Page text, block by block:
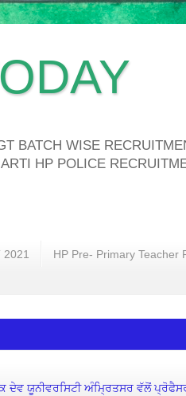
BATCH WISE
HP POLICE
2021 HP Pre- Primary Teacher
ਦੇਵ ਯੂਨੀਵਰਸਿਟੀ ਅੰਮ੍ਰਿਤਸਰ ਵੱਲੋਂ